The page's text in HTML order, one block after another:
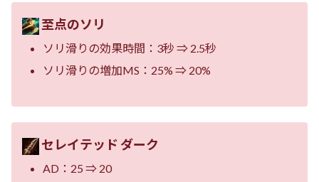
至点のソリ
ソリ滑りの効果時間：3秒 ⇒ 2.5秒
ソリ滑りの増加MS：25% ⇒ 20%
セレイテッド ダーク
AD：25 ⇒ 20